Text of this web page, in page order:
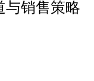
销售策略